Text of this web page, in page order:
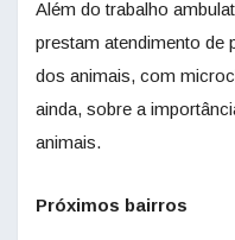
Além do trabalho
prestam atendimento de
dos animais, com
ainda, sobre a
animais.
Próximos bairros